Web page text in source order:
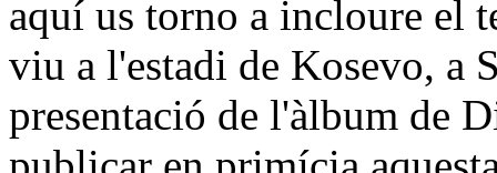
aquí us torno a incloure el
viu a l'estadi de Kosevo, a
presentació de l'àlbum de